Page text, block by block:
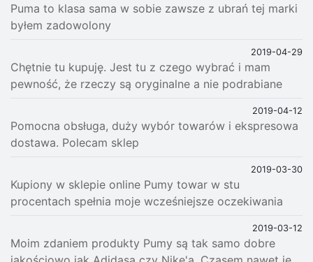
Puma to klasa sama w sobie zawsze z ubrań tej marki
byłem zadowolony
2019-04-29
Chętnie tu kupuję. Jest tu z czego wybrać i mam
pewność, że rzeczy są oryginalne a nie podrabiane
2019-04-12
Pomocna obsługa, duży wybór towarów i ekspresowa
dostawa. Polecam sklep
2019-03-30
Kupiony w sklepie online Pumy towar w stu
procentach spełnia moje wcześniejsze oczekiwania
2019-03-12
Moim zdaniem produkty Pumy są tak samo dobre